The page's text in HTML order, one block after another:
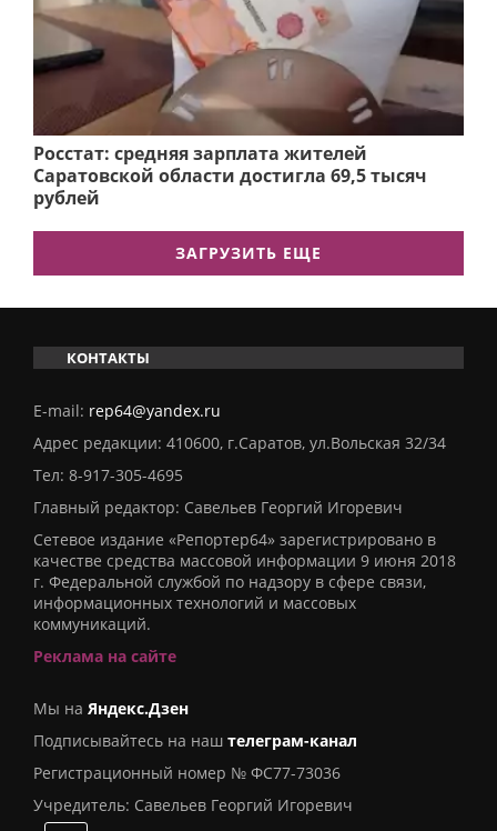
Росстат: средняя зарплата жителей
Саратовской области достигла 69,5 тысяч
рублей
ЗАГРУЗИТЬ ЕЩЕ
КОНТАКТЫ
E-mail: rep64@yandex.ru
Адрес редакции: 410600, г.Саратов, ул.Вольская 32/34
Тел: 8-917-305-4695
Главный редактор: Савельев Георгий Игоревич
Сетевое издание «Репортер64» зарегистрировано в
качестве средства массовой информации 9 июня 2018
г. Федеральной службой по надзору в сфере связи,
информационных технологий и массовых
коммуникаций.
Реклама на сайте
Мы на Яндекс.Дзен
Подписывайтесь на наш телеграм-канал
Регистрационный номер № ФС77-73036
Учредитель: Савельев Георгий Игоревич